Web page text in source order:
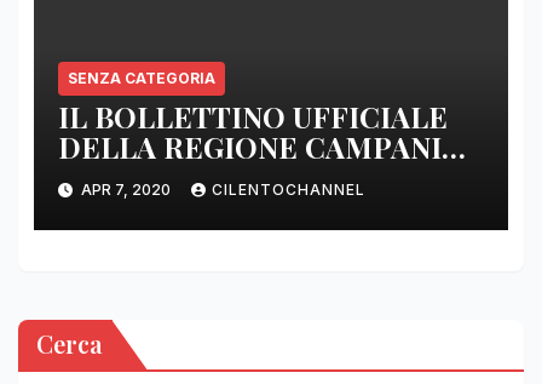
SENZA CATEGORIA
IL BOLLETTINO UFFICIALE
DELLA REGIONE CAMPANIA
DELLE ORE 22.00
APR 7, 2020 CILENTOCHANNEL
Cerca